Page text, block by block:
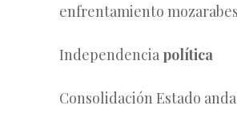
enfrentamiento mozarabes
Independencia política
Consolidación Estado